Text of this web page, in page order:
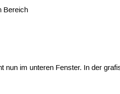
Bereich
im unteren Fenster. In der